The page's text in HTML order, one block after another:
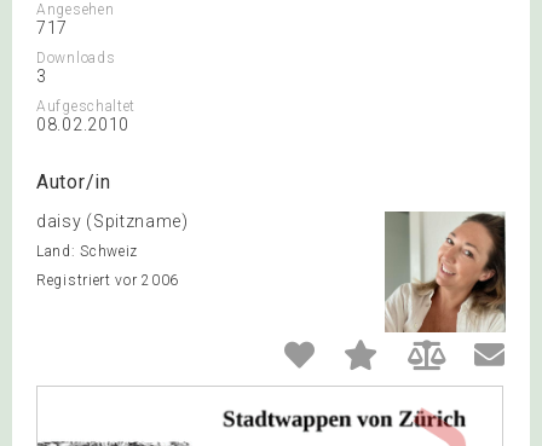
Angesehen
717
Downloads
3
Aufgeschaltet
08.02.2010
Autor/in
daisy (Spitzname)
Land: Schweiz
Registriert vor 2006